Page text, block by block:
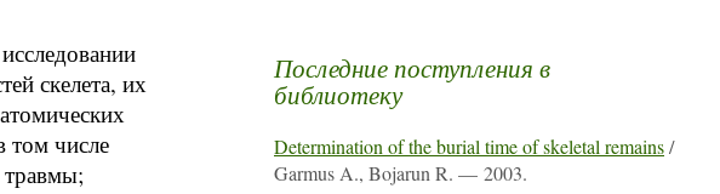
скелета, их
том числе
травмы;
Последние поступления в
библиотеку
Determination of the burial time of skeletal remains/
Garmus A., Bojarun R. — 2003.